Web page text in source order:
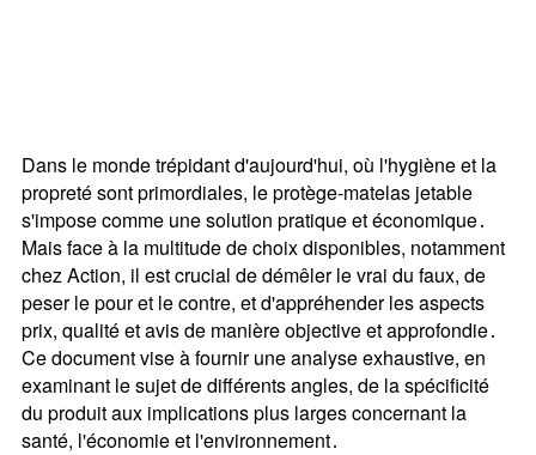
Dans le monde trépidant d'aujourd'hui, où l'hygiène et la
propreté sont primordiales, le protège-matelas jetable
s'impose comme une solution pratique et économique․
Mais face à la multitude de choix disponibles, notamment
chez Action, il est crucial de démêler le vrai du faux, de
peser le pour et le contre, et d'appréhender les aspects
prix, qualité et avis de manière objective et approfondie․
Ce document vise à fournir une analyse exhaustive, en
examinant le sujet de différents angles, de la spécificité
du produit aux implications plus larges concernant la
santé, l'économie et l'environnement․